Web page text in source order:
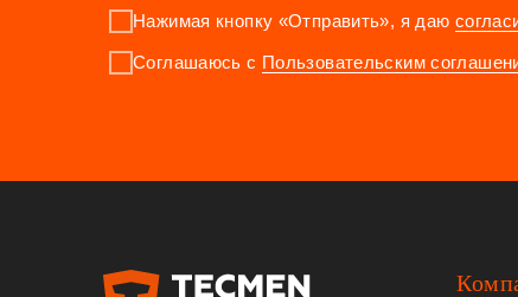
Нажимая кнопку «Отправить», я даю
Соглашаюсь с Пользовательским